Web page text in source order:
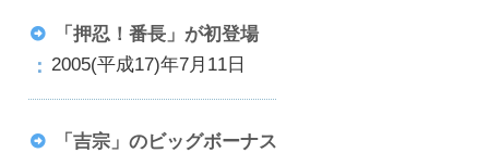
「押忍！番長」が初登場
2005(平成17)年7月11日
「吉宗」のビッグボーナス